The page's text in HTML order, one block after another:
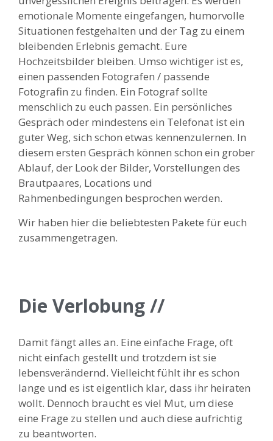
emotionale Momente eingefangen, humorvolle
Situationen festgehalten und der Tag zu einem
bleibenden Erlebnis gemacht. Eure
Hochzeitsbilder bleiben. Umso wichtiger ist es,
einen passenden Fotografen / passende
Fotografin zu finden. Ein Fotograf sollte
menschlich zu euch passen. Ein persönliches
Gespräch oder mindestens ein Telefonat ist ein
guter Weg, sich schon etwas kennenzulernen. In
diesem ersten Gespräch können schon ein grober
Ablauf, der Look der Bilder, Vorstellungen des
Brautpaares, Locations und
Rahmenbedingungen besprochen werden.
Wir haben hier die beliebtesten Pakete für euch
zusammengetragen.
Die Verlobung //
Damit fängt alles an. Eine einfache Frage, oft
nicht einfach gestellt und trotzdem ist sie
lebensverändernd. Vielleicht fühlt ihr es schon
lange und es ist eigentlich klar, dass ihr heiraten
wollt. Dennoch braucht es viel Mut, um diese
eine Frage zu stellen und auch diese aufrichtig
zu beantworten.